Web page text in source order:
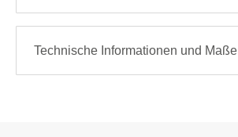
Technische Informationen und Maße